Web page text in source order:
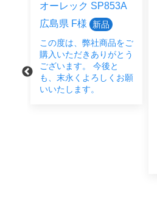
オーレック SP853A
広島県 F様
新品
この度は、弊社商品をご
購入いただきありがとう
ございます。 今後と
も、末永くよろしくお願
いいたします。